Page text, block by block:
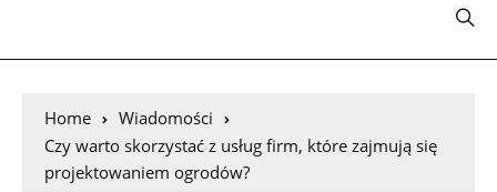
Home
Wiadomości
Czy warto skorzystać z usług firm, które zajmują się
projektowaniem ogrodów?